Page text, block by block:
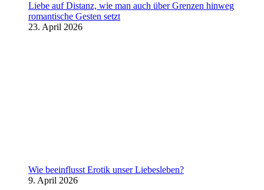
Liebe auf Distanz, wie man auch über Grenzen hinweg
romantische Gesten setzt
23. April 2026
Wie beeinflusst Erotik unser Liebesleben?
9. April 2026